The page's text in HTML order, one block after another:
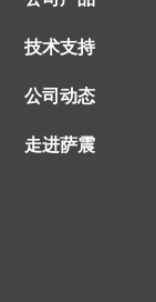
技术支持
公司动态
走进萨震